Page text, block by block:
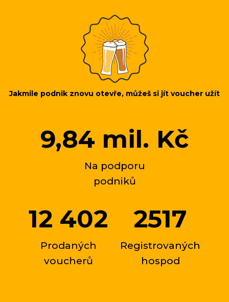
Jakmile podnik znovu otevře, můžeš si jít voucher užít
9,84 mil. Kč
Na podporu
podniků
12 402
Prodaných
voucherů
2517
Registrovaných
hospod